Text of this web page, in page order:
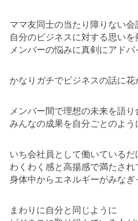
ママ友同士の当たり障りない会
自分のビジネスに対する思いを
メンバーの悩みに真剣にアドバ
かなりガチでビジネスの話に花
メンバー間で理想の未来を語り
みんなの成果を自分ごとのよう
いち会社員として働いている
わくわく感と高揚感で満たされ
身体中からエネルギーがみなぎ
まわりに自分と同じように